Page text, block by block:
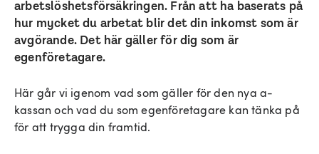
arbetslöshetsförsäkringen. Från att ha baserats på
hur mycket du arbetat blir det din inkomst som är
avgörande. Det här gäller för dig som är
egenföretagare.
Här går vi igenom vad som gäller för den nya a-
kassan och vad du som egenföretagare kan tänka på
för att trygga din framtid.